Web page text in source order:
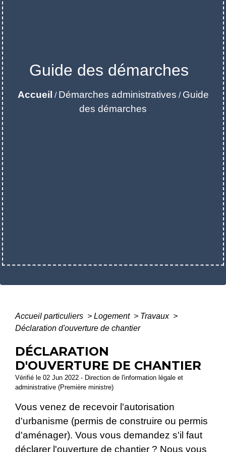
Guide des démarches
Accueil / Démarches administratives / Guide
des démarches
Accueil particuliers > Logement > Travaux >
Déclaration d'ouverture de chantier
DÉCLARATION
D'OUVERTURE DE CHANTIER
Vérifié le 02 Jun 2022 - Direction de l'information légale et
administrative (Première ministre)
Vous venez de recevoir l'autorisation
d'urbanisme (permis de construire ou permis
d'aménager). Vous vous demandez s'il faut
déclarer l'ouverture de chantier ? Nous vous